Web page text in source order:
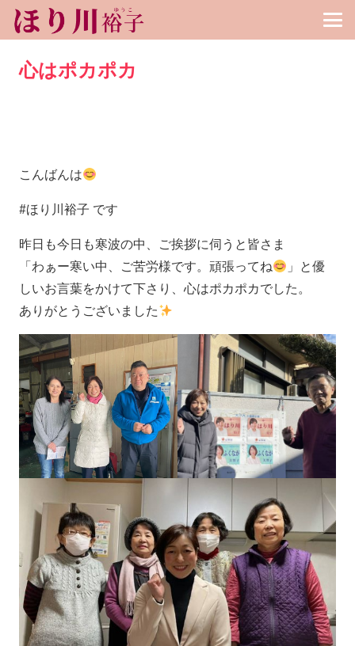
心はポカポカ
こんばんは
#ほり川裕子 です
昨日も今日も寒波の中、ご挨拶に伺うと皆さま
「わぁー寒い中、ご苦労様です。頑張ってね
」と優
しいお言葉をかけて下さり、心はポカポカでした。
ありがとうございました